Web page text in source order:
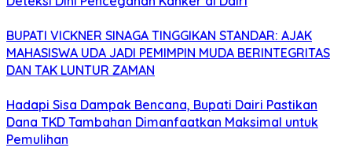
BUPATI VICKNER SINAGA TINGGIKAN STANDAR: AJAK
MAHASISWA UDA JADI PEMIMPIN MUDA BERINTEGRITAS
DAN TAK LUNTUR ZAMAN
Hadapi Sisa Dampak Bencana, Bupati Dairi Pastikan
Dana TKD Tambahan Dimanfaatkan Maksimal untuk
Pemulihan